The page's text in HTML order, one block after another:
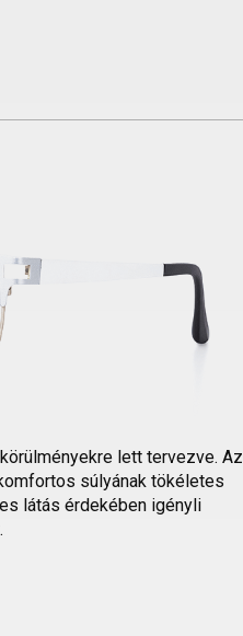
lett tervezve. Az
súlyának tökéletes
látás érdekében igényli